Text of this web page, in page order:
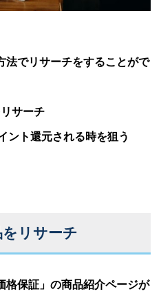
法でリサーチをすることがで
サーチ
ント還元される時を狙う
リサーチ
格保証」の商品紹介ページが